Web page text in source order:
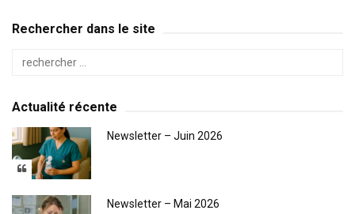
Rechercher dans le site
Actualité récente
Newsletter – Juin 2026
Newsletter – Mai 2026